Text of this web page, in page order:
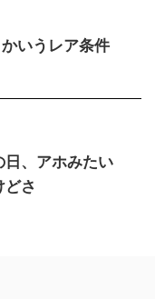
いうレア条件
日、アホみたい
さ